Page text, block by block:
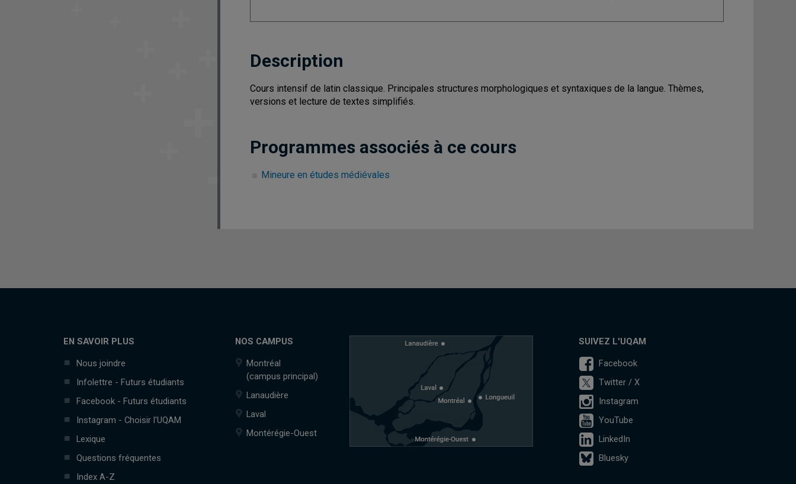
Description
Cours intensif de latin classique. Principales structures morphologiques et syntaxiques de la langue. Thèmes,
versions et lecture de textes simplifiés.
Programmes associés à ce cours
Mineure en études médiévales
EN SAVOIR PLUS
Nous joindre
Infolettre - Futurs étudiants
Facebook - Futurs étudiants
Instagram - Choisir l'UQAM
Lexique
Questions fréquentes
Index A-Z
NOS CAMPUS
Montréal
(campus principal)
Lanaudière
Laval
Montérégie-Ouest
SUIVEZ L'UQAM
Facebook
Twitter / X
Instagram
YouTube
LinkedIn
Bluesky